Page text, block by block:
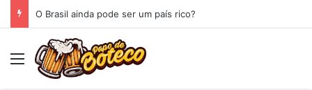
O Brasil ainda pode ser um país rico?
Menu